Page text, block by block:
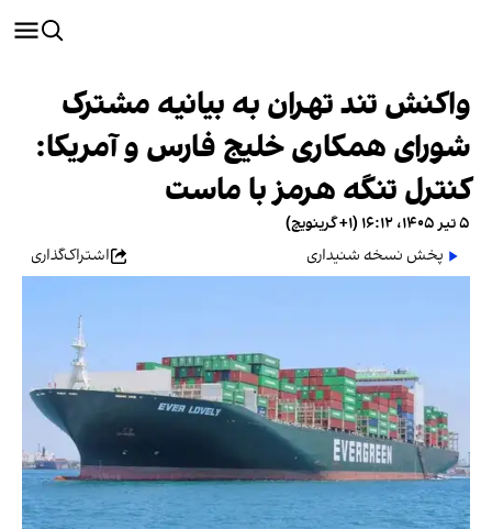
واکنش تند تهران به بیانیه مشترک
شورای همکاری خلیج فارس و آمریکا:
کنترل تنگه هرمز با ماست
۵ تیر ۱۴۰۵، ۱۶:۱۲ (‎+۱ گرینویچ)
پخش نسخه شنیداری
اشتراک‌گذاری